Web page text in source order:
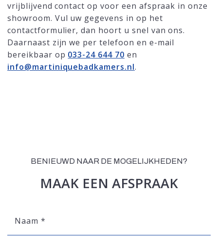
vrijblijvend contact op voor een afspraak in onze
showroom. Vul uw gegevens in op het
contactformulier, dan hoort u snel van ons.
Daarnaast zijn we per telefoon en e-mail
bereikbaar op 033-24 644 70 en
info@martiniquebadkamers.nl.
BENIEUWD NAAR DE MOGELIJKHEDEN?
MAAK EEN AFSPRAAK